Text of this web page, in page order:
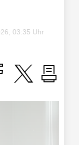
03:35 Uhr